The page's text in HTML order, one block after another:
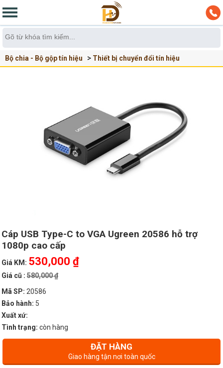
Bộ chia - Bộ gộp tín hiệu Thiết bị chuyển đổi tín hiệu
Cáp USB Type-C to VGA Ugreen 20586 hỗ trợ
1080p cao cấp
Giá KM: 530,000 ₫
Giá cũ : 580,000 ₫
Mã SP: 20586
Bảo hành: 5
Xuất xứ:
Tình trạng: còn hàng
ĐẶT HÀNG
Giao hàng tận nơi toàn quốc